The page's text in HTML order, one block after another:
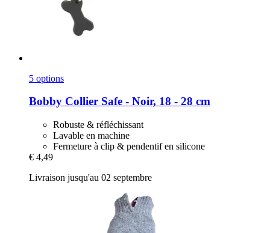
5 options
Bobby Collier Safe -​ Noir, 18 -​ 28 cm
Robuste & réfléchissant
Lavable en machine
Fermeture à clip & pendentif en silicone
€ 4,49
Livraison jusqu'au 02 septembre